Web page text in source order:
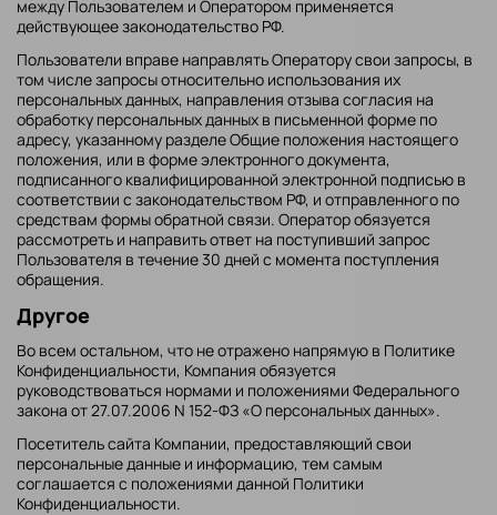
между Пользователем и Оператором применяется
действующее законодательство РФ.
Пользователи вправе направлять Оператору свои запросы, в
том числе запросы относительно использования их
персональных данных, направления отзыва согласия на
обработку персональных данных в письменной форме по
адресу, указанному разделе Общие положения настоящего
положения, или в форме электронного документа,
подписанного квалифицированной электронной подписью в
соответствии с законодательством РФ, и отправленного по
средствам формы обратной связи. Оператор обязуется
рассмотреть и направить ответ на поступивший запрос
Пользователя в течение 30 дней с момента поступления
обращения.
Другое
Во всем остальном, что не отражено напрямую в Политике
Конфиденциальности, Компания обязуется
руководствоваться нормами и положениями Федерального
закона от 27.07.2006 N 152-ФЗ «О персональных данных».
Посетитель сайта Компании, предоставляющий свои
персональные данные и информацию, тем самым
соглашается с положениями данной Политики
Конфиденциальности.